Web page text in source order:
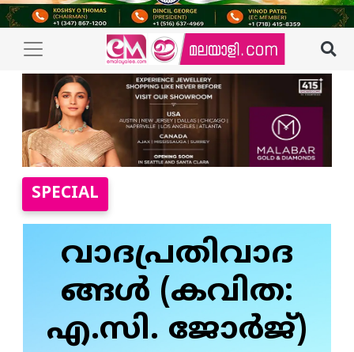
SPECIAL
വാദപ്രതിവാദ
ങ്ങൾ (കവിത:
എ.സി. ജോർജ്)